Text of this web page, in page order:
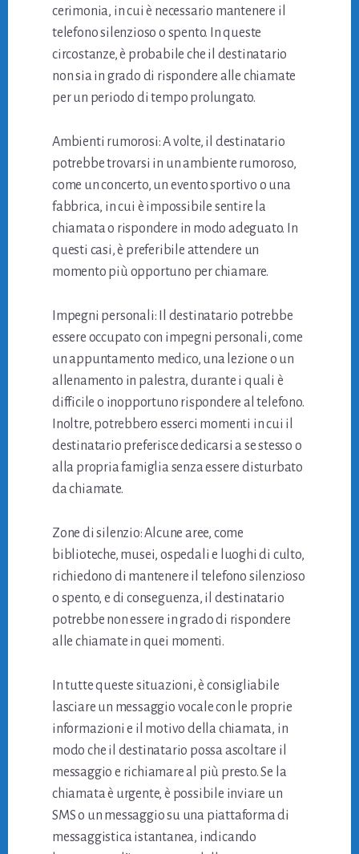
cerimonia, in cui è necessario mantenere il
telefono silenzioso o spento. In queste
circostanze, è probabile che il destinatario
non sia in grado di rispondere alle chiamate
per un periodo di tempo prolungato.
Ambienti rumorosi: A volte, il destinatario
potrebbe trovarsi in un ambiente rumoroso,
come un concerto, un evento sportivo o una
fabbrica, in cui è impossibile sentire la
chiamata o rispondere in modo adeguato. In
questi casi, è preferibile attendere un
momento più opportuno per chiamare.
Impegni personali: Il destinatario potrebbe
essere occupato con impegni personali, come
un appuntamento medico, una lezione o un
allenamento in palestra, durante i quali è
difficile o inopportuno rispondere al telefono.
Inoltre, potrebbero esserci momenti in cui il
destinatario preferisce dedicarsi a se stesso o
alla propria famiglia senza essere disturbato
da chiamate.
Zone di silenzio: Alcune aree, come
biblioteche, musei, ospedali e luoghi di culto,
richiedono di mantenere il telefono silenzioso
o spento, e di conseguenza, il destinatario
potrebbe non essere in grado di rispondere
alle chiamate in quei momenti.
In tutte queste situazioni, è consigliabile
lasciare un messaggio vocale con le proprie
informazioni e il motivo della chiamata, in
modo che il destinatario possa ascoltare il
messaggio e richiamare al più presto. Se la
chiamata è urgente, è possibile inviare un
SMS o un messaggio su una piattaforma di
messaggistica istantanea, indicando